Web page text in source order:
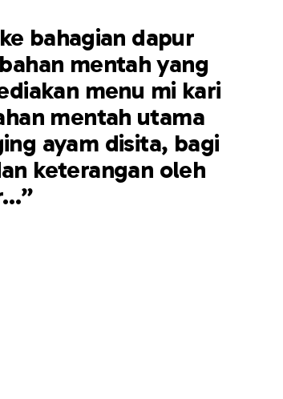
bahagian dapur
mentah yang
menu mi kari
mentah utama
ayam disita, bagi
keterangan oleh